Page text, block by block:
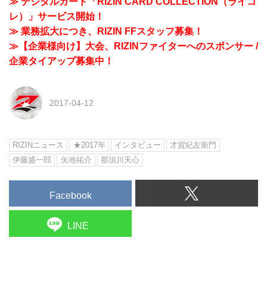
レ）」サービス開始！
≫ 業務拡大につき、RIZIN FFスタッフ募集！
≫【企業様向け】大会、RIZINファイターへのスポンサー /
企業タイアップ募集中！
2017-04-12
RIZINニュース ★2017年 インタビュー
才賀紀左衛門
伊藤盛一郎
矢地祐介 那須川天心
Facebook
LINE